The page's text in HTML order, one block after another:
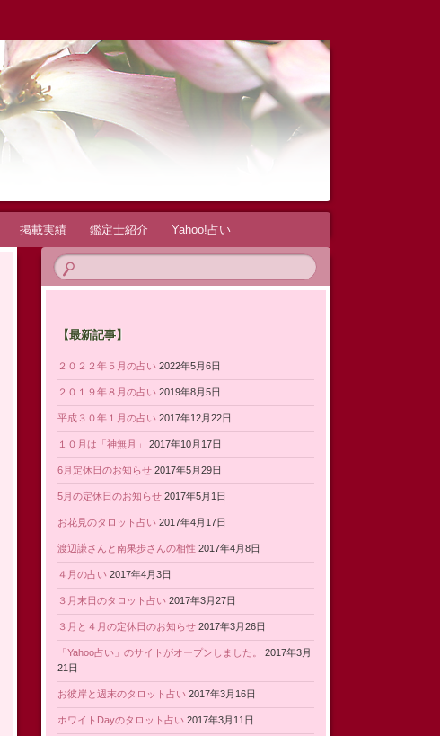
掲載実績 鑑定士紹介 Yahoo!占い
【最新記事】
２０２２年５月の占い 2022年5月6日
２０１９年８月の占い 2019年8月5日
平成３０年１月の占い 2017年12月22日
１０月は「神無月」 2017年10月17日
6月定休日のお知らせ 2017年5月29日
5月の定休日のお知らせ 2017年5月1日
お花見のタロット占い 2017年4月17日
渡辺謙さんと南果歩さんの相性 2017年4月8日
４月の占い 2017年4月3日
３月末日のタロット占い 2017年3月27日
３月と４月の定休日のお知らせ 2017年3月26日
「Yahoo占い」のサイトがオープンしました。
2017年3月
21日
お彼岸と週末のタロット占い 2017年3月16日
ホワイトDayのタロット占い 2017年3月11日